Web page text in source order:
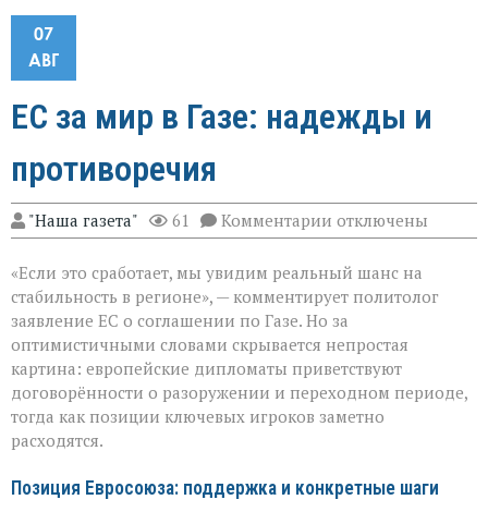
07
АВГ
ЕС за мир в Газе: надежды и
противоречия
"Наша газета" 61 Комментарии к
записи
за
мир
Газе:
надежды
и
противоречия
отключены
«Если это сработает, мы увидим реальный шанс на
стабильность в регионе», — комментирует политолог
заявление ЕС о соглашении по Газе. Но за
оптимистичными словами скрывается непростая
картина: европейские дипломаты приветствуют
договорённости о разоружении и переходном периоде,
тогда как позиции ключевых игроков заметно
расходятся.
Позиция Евросоюза: поддержка и конкретные шаги